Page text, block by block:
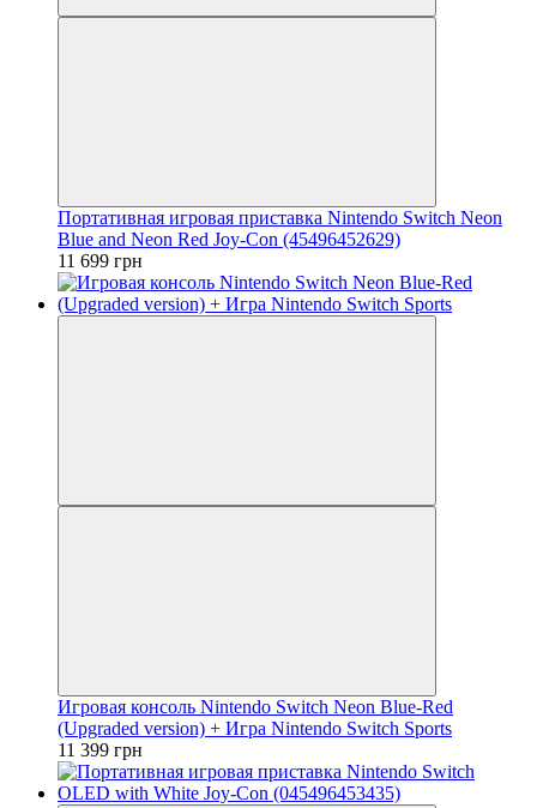
Портативная игровая приставка Nintendo Switch Neon
Blue and Neon Red Joy-Con (45496452629)
11 699 грн
Игровая консоль Nintendo Switch Neon Blue-Red
(Upgraded version) + Игра Nintendo Switch Sports
11 399 грн